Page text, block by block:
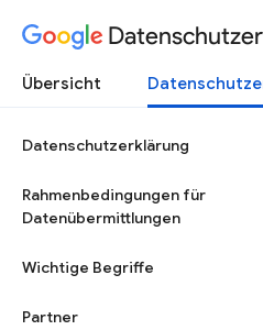
Übersicht
Datenschutzerklärung
Rahmenbedingungen für
Datenübermittlungen
Wichtige Begriffe
Partner